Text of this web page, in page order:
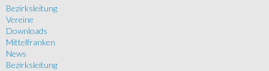
Bezirksleitung
Vereine
Downloads
Mittelfranken
News
Bezirksleitung